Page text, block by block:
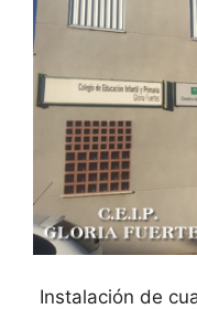
Instalación de